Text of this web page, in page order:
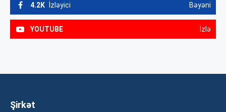
4.2K İzləyici Bəyəni
YOUTUBE İzlə
Şirkət